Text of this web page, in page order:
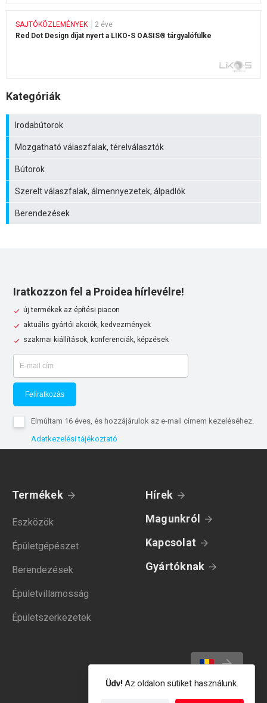
SAJTÓKÖZLEMÉNYEK
2 éve
Red Dot Design díjat nyert a LIKO-S OASIS® tárgyalófülke
Kategóriák
Irodabútorok
Mozgatható válaszfalak, térelválasztók
Bútorok
Szerelt válaszfalak, álmennyezetek, álpadlók
Berendezések
Iratkozzon fel a Proidea hírlevélre!
új termékek az építési piacon
aktuális gyártói akciók, kedvezmények
szakmai kiállítások, konferenciák, képzések
Feliratkozás
Elmúltam 16 éves, és hozzájárulok az e-mail címem kezeléséhez.
Adatkezelési tájékoztató
Termékek
Eszközök
Épületgépészet
Berendezések
Épületvillamosság
Épületszerkezetek
Hírek
Magunkról
Kapcsolat
Gyártóknak
Üdv!Az oldalon sütiket használunk.